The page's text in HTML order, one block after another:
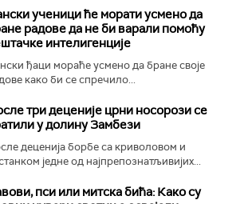
ученици ће морати усмено да
радове да не би варали помоћу
интелигенције
ђаци мораће усмено да бране своје
како би се спречило...
три деценије црни носорози се
у долину Замбези
деценија борбе са криволовом и
једне од најпрепознатљивијих...
пси или митска бића: Како су